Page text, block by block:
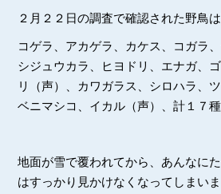
２月２２日の調査で確認された野鳥
コゲラ、アカゲラ、カケス、コガラ
シジュウカラ、ヒヨドリ、エナガ、
リ（声）、カワガラス、シロハラ、
ベニマシコ、イカル（声）、計１７
地面が雪で覆われてから、あんなに
はすっかり見かけなくなってしまい